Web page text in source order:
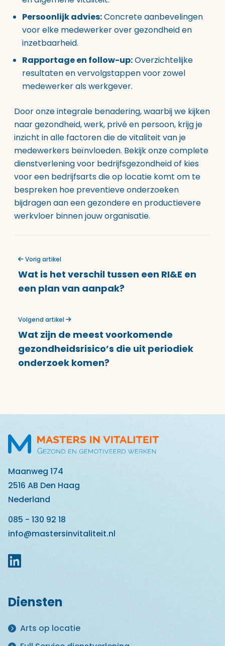
Persoonlijk advies:Concrete aanbevelingen
voor elke medewerker over gezondheid en
inzetbaarheid.
Rapportage en follow-up:Overzichtelijke
resultaten en vervolgstappen voor zowel
medewerker als werkgever.
Door onze integrale benadering, waarbij we kijken
naar gezondheid, werk, privé en persoon, krijg je
inzicht in alle factoren die de vitaliteit van je
medewerkers beïnvloeden. Bekijk onzecomplete
dienstverlening voor bedrijfsgezondheidof kies
voor een bedrijfsarts die op locatie komt om te
bespreken hoe preventieve onderzoeken
bijdragen aan een gezondere en productievere
werkvloer binnen jouw organisatie.
Vorig artikel
Wat is het verschil tussen een RI&E en
een plan van aanpak?
Volgend artikel
Wat zijn de meest voorkomende
gezondheidsrisico’s die uit periodiek
onderzoek komen?
Maanweg 174
2516 AB Den Haag
Nederland
085 - 130 92 18
info@mastersinvitaliteit.nl
Diensten
Arts op locatie